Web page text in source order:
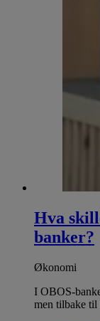
Hva
banker?
Økonomi
I OBOS-
men tilbake